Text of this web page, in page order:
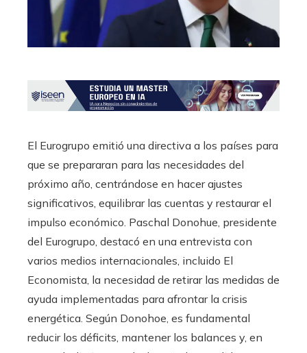
El Eurogrupo emitió una directiva a los países para
que se prepararan para las necesidades del
próximo año, centrándose en hacer ajustes
significativos, equilibrar las cuentas y restaurar el
impulso económico. Paschal Donohue, presidente
del Eurogrupo, destacó en una entrevista con
varios medios internacionales, incluido El
Economista, la necesidad de retirar las medidas de
ayuda implementadas para afrontar la crisis
energética. Según Donohoe, es fundamental
reducir los déficits, mantener los balances y, en